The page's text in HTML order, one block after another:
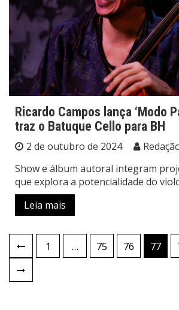
Ricardo Campos lança ‘Modo
traz o Batuque Cello para BH
2 de outubro de 2024
Show e álbum autoral integram
que explora a potencialidade do
Leia mais
Paginação
de
posts
1 … 75 76 77